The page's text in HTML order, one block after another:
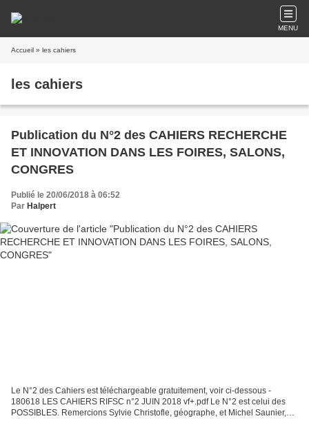
MENU
Accueil » les cahiers
les cahiers
Publication du N°2 des CAHIERS RECHERCHE
ET INNOVATION DANS LES FOIRES, SALONS,
CONGRES
Publié le 20/06/2018 à 06:52
Par Halpert
Le N°2 des Cahiers est téléchargeable gratuitement, voir ci-dessous -
180618 LES CAHIERS RIFSC n°2 JUIN 2018 vf+.pdf Le N°2 est celui des
POSSIBLES. Remercions Sylvie Christofle, géographe, et Michel Saunier,